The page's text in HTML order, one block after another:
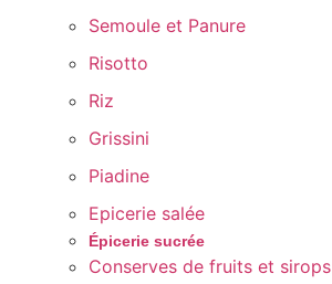
Semoule et Panure
Risotto
Riz
Grissini
Piadine
Epicerie salée
Épicerie sucrée
Conserves de fruits et sirops